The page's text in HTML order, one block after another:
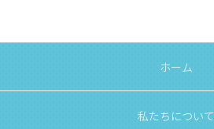
ホーム
私たちについて